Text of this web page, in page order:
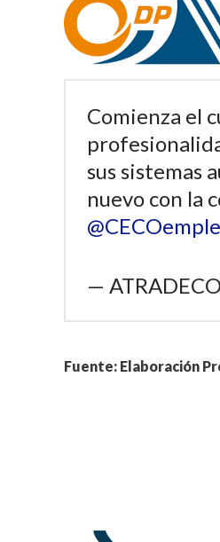
Comienza el
sus sistemas
nuevo con la
—
Fuente: Elaboración